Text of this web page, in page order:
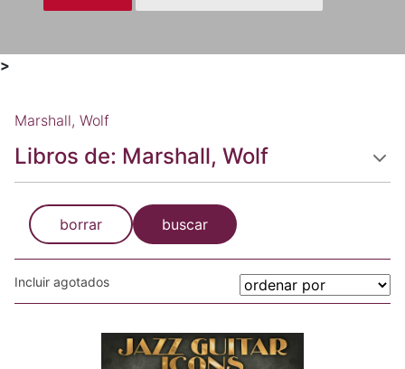
>
Marshall, Wolf
Libros de: Marshall, Wolf
borrar buscar
Incluir agotados